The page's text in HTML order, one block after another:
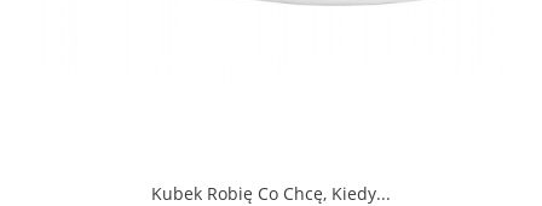
Kubek Robię Co Chcę, Kiedy...